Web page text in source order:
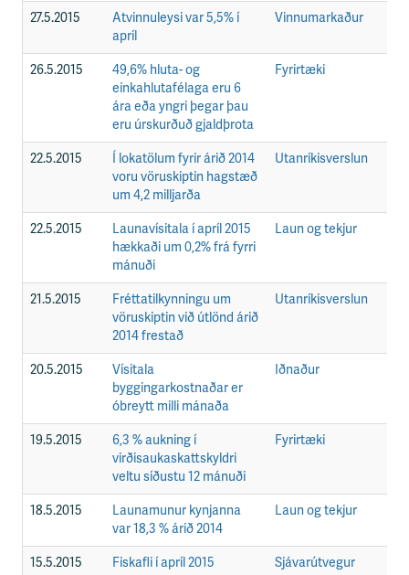
27.5.2015
Atvinnuleysi var 5,5% í
apríl
Vinnumarkaður
26.5.2015
49,6% hluta- og
einkahlutafélaga eru 6
ára eða yngri þegar þau
eru úrskurðuð gjaldþrota
Fyrirtæki
22.5.2015
Í lokatölum fyrir árið 2014
voru vöruskiptin hagstæð
um 4,2 milljarða
Utanríkisverslun
22.5.2015
Launavísitala í apríl 2015
hækkaði um 0,2% frá fyrri
mánuði
Laun og tekjur
21.5.2015
Fréttatilkynningu um
vöruskiptin við útlönd árið
2014 frestað
Utanríkisverslun
20.5.2015
Vísitala
byggingarkostnaðar er
óbreytt milli mánaða
Iðnaður
19.5.2015
6,3 % aukning í
virðisaukaskattskyldri
veltu síðustu 12 mánuði
Fyrirtæki
18.5.2015
Launamunur kynjanna
var 18,3 % árið 2014
Laun og tekjur
15.5.2015 Fiskafli í apríl 2015 Sjávarútvegur